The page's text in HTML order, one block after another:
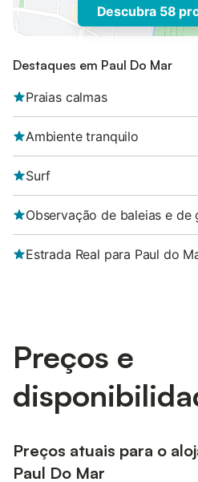
Descubra 58
Destaques em Paul Do Mar
Praias calmas
Ambiente tranquilo
Surf
Observação de baleias e de
Estrada Real para Paul do
Preços e
Preços atuais para o
Paul Do Mar